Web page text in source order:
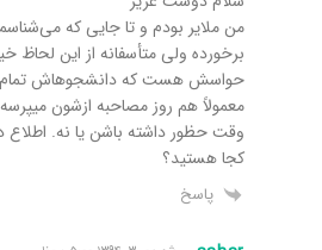
من ملایر بودم و تا جایی که
برخورده ولی متأسفانه از این لحاظ
حواسش هست که دانشجوهاش تمام
وقت حظور داشته باشن یا نه. اطلاع
کجا هستید؟
پاسخ